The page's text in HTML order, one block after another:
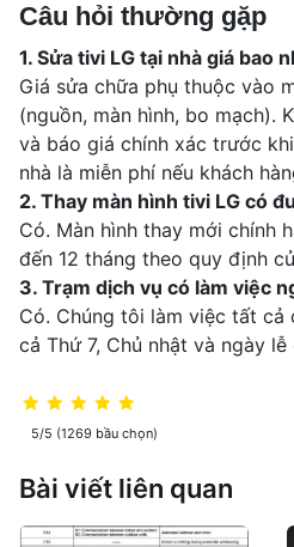
Câu hỏi thường gặp
1. Sửa tivi LG tại nhà giá bao
Giá sửa chữa phụ thuộc vào
(nguồn, màn hình, bo mạch).
và báo giá chính xác trước
nhà là miễn phí nếu khách
2. Thay màn hình tivi LG có
Có. Màn hình thay mới chính
đến 12 tháng theo quy định
3. Trạm dịch vụ có làm việc
Có. Chúng tôi làm việc tất cả
cả Thứ 7, Chủ nhật và ngày
5/5 (1269 bầu chọn)
Bài viết liên quan